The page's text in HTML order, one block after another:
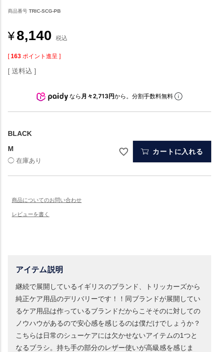
商品番号 TRIC-SCG-PB
¥8,140 税込
[ 163 ポイント進呈 ]
送料込
なら 月々2,713円から。分割手数料無料
BLACK
M
カートに入れる
アイテム説明
継続で展開しているイギリスのブランド、トリッカーズから
純正ケア用品のデリバリーです！！同ブランドが展開してい
るケア用品は作っているブランドだからこそそのに対しての
ノウハウがあるので安心感を感じるのは僕だけでしょうか？
こちらは日常のシューケアには欠かせないアイテムの1つと
なるブラシ。持ち手の部分のレザー使いが高級感を感じま